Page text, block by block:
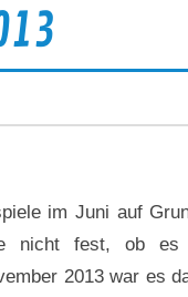
im Juni auf
nicht fest, ob es
2013 war es